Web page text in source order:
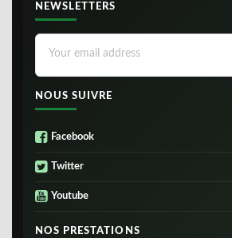
NEWSLETTERS
NOUS SUIVRE
Facebook
Twitter
Youtube
NOS PRESTATIONS